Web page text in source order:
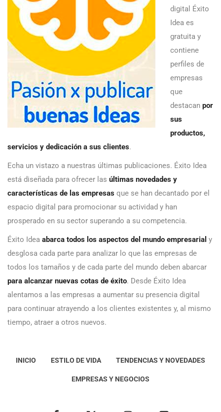
digital Éxito
Idea es
gratuita y
contiene
perfiles de
empresas
que
destacan por
sus
productos,
servicios y dedicación a sus clientes.
Echa un vistazo a nuestras últimas publicaciones. Éxito Idea
está diseñada para ofrecer las últimas novedades y
características de las empresas que se han decantado por el
espacio digital para promocionar su actividad y han
prosperado en su sector superando a su competencia.
Éxito Idea abarca todos los aspectos del mundo empresarial y
desglosa cada parte para analizar lo que las empresas de
todos los tamaños y de cada parte del mundo deben abarcar
para alcanzar nuevas cotas de éxito. Desde Éxito Idea
alentamos a las empresas a aumentar su presencia digital
para continuar atrayendo a los clientes existentes y, al mismo
tiempo, atraer a otros nuevos.
INICIO ESTILO DE VIDA TENDENCIAS Y NOVEDADES
EMPRESAS Y NEGOCIOS